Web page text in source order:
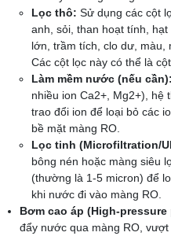
Lọc thô: Sử dụng các cột
anh, sỏi, than hoạt tính,
lớn, trầm tích, clo dư, màu,
Các cột lọc này có thể là
Làm mềm nước (nếu cần):
nhiều ion Ca2+, Mg2+), hệ
trao đổi ion để loại bỏ các
bề mặt màng RO.
Lọc tinh (Microfiltration/
bông nén hoặc màng siêu
(thường là 1-5 micron) để
khi nước đi vào màng RO.
Bơm cao áp (High-pressure
đẩy nước qua màng RO,